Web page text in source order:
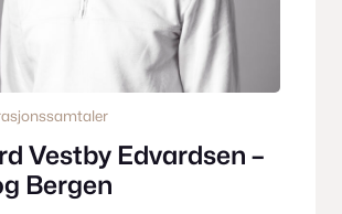
Vestby Edvardsen –
Bergen